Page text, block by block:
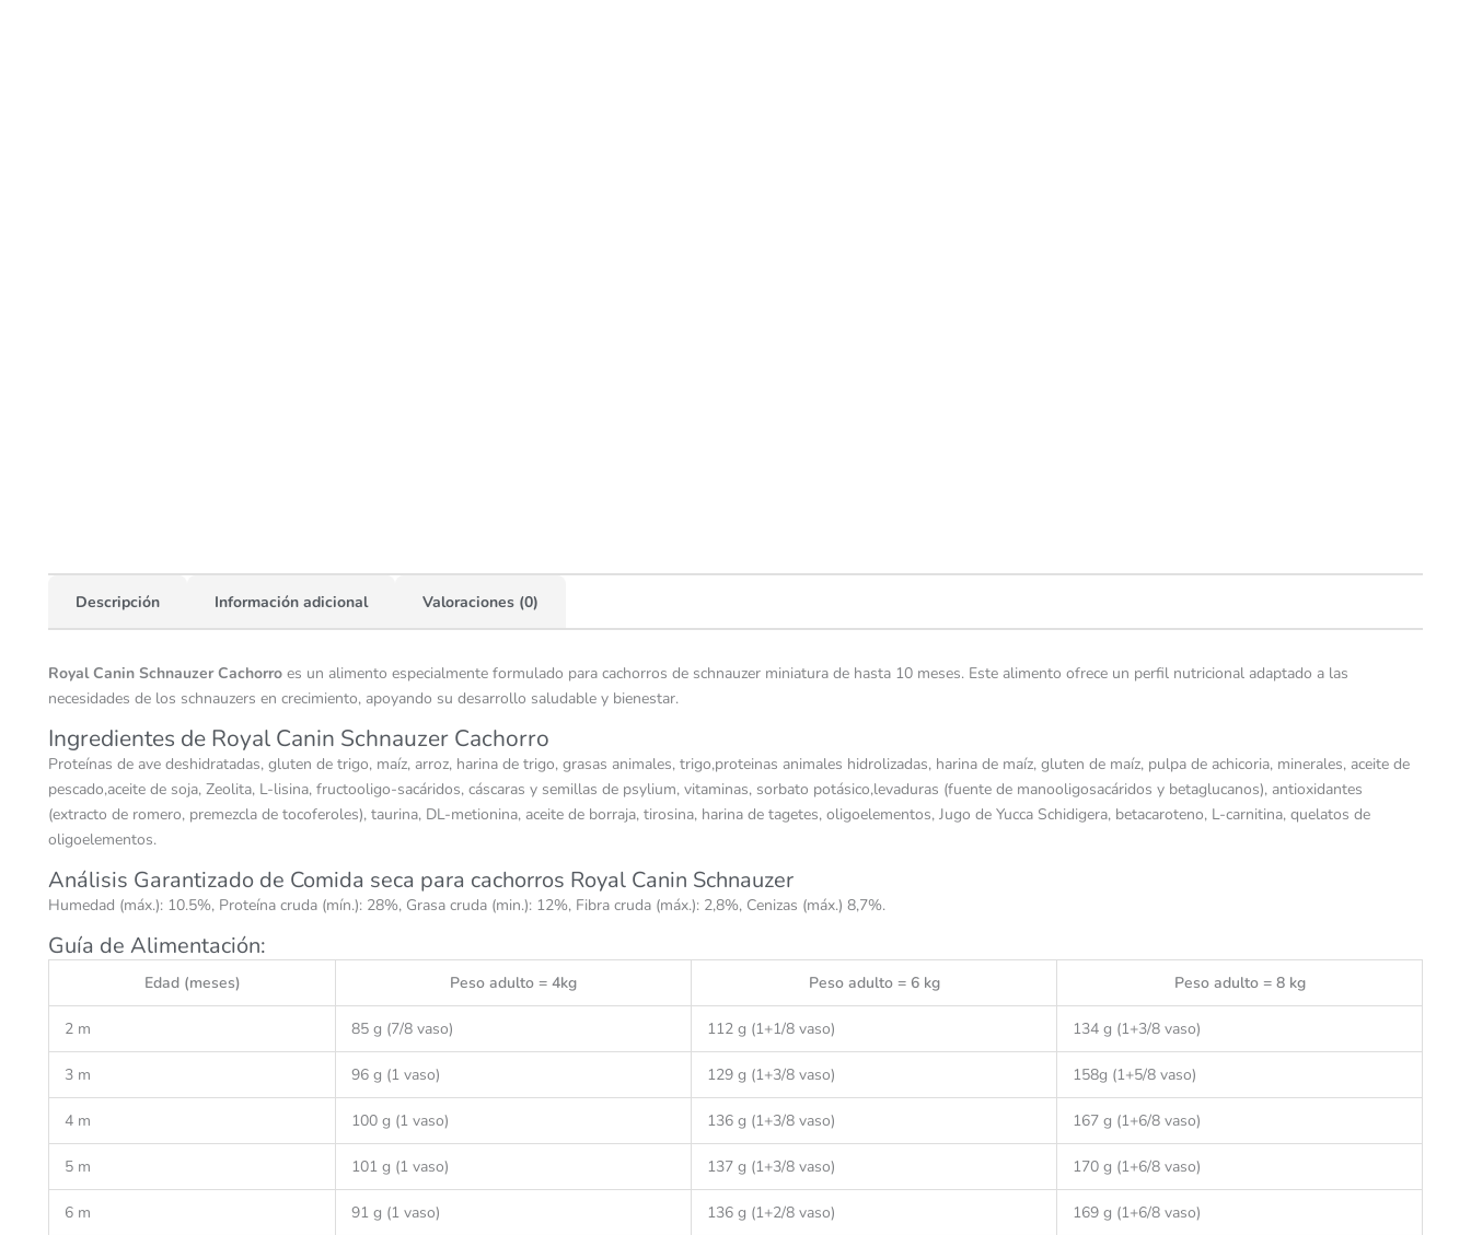
Descripción Información adicional Valoraciones (0)
Royal Canin Schnauzer Cachorro es un alimento especialmente formulado para cachorros de schnauzer miniatura de hasta 10 meses. Este alimento ofrece un perfil nutricional adaptado a las
necesidades de los schnauzers en crecimiento, apoyando su desarrollo saludable y bienestar.
Ingredientes de Royal Canin Schnauzer Cachorro
Proteínas de ave deshidratadas, gluten de trigo, maíz, arroz, harina de trigo, grasas animales, trigo,proteinas animales hidrolizadas, harina de maíz, gluten de maíz, pulpa de achicoria, minerales, aceite de
pescado,aceite de soja, Zeolita, L-lisina, fructooligo-sacáridos, cáscaras y semillas de psylium, vitaminas, sorbato potásico,levaduras (fuente de manooligosacáridos y betaglucanos), antioxidantes
(extracto de romero, premezcla de tocoferoles), taurina, DL-metionina, aceite de borraja, tirosina, harina de tagetes, oligoelementos, Jugo de Yucca Schidigera, betacaroteno, L-carnitina, quelatos de
oligoelementos.
Análisis Garantizado de Comida seca para cachorros Royal Canin Schnauzer
Humedad (máx.): 10.5%, Proteína cruda (mín.): 28%, Grasa cruda (min.): 12%, Fibra cruda (máx.): 2,8%, Cenizas (máx.) 8,7%.
Guía de Alimentación:
Edad (meses) Peso adulto = 4kg Peso adulto = 6 kg Peso adulto = 8 kg
2 m 85 g (7/8 vaso) 112 g (1+1/8 vaso) 134 g (1+3/8 vaso)
3 m 96 g (1 vaso) 129 g (1+3/8 vaso) 158g (1+5/8 vaso)
4 m 100 g (1 vaso) 136 g (1+3/8 vaso) 167 g (1+6/8 vaso)
5 m 101 g (1 vaso) 137 g (1+3/8 vaso) 170 g (1+6/8 vaso)
6 m 91 g (1 vaso) 136 g (1+2/8 vaso) 169 g (1+6/8 vaso)